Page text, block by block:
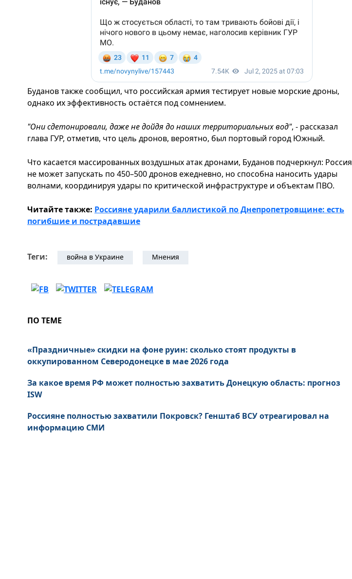
Буданов также сообщил, что российская армия тестирует новые морские дроны,
однако их эффективность остаётся под сомнением.
"Они сдетонировали, даже не дойдя до наших территориальных вод", - рассказал
глава ГУР, отметив, что цель дронов, вероятно, был портовый город Южный.
Что касается массированных воздушных атак дронами, Буданов подчеркнул: Россия
не может запускать по 450–500 дронов ежедневно, но способна наносить удары
волнами, координируя удары по критической инфраструктуре и объектам ПВО.
Читайте также: Россияне ударили баллистикой по Днепропетровщине: есть
погибшие и пострадавшие
Теги: война в Украине Мнения
ПО ТЕМЕ
«Праздничные» скидки на фоне руин: сколько стоят продукты в
оккупированном Северодонецке в мае 2026 года
За какое время РФ может полностью захватить Донецкую область: прогноз
ISW
Россияне полностью захватили Покровск? Генштаб ВСУ отреагировал на
информацию СМИ